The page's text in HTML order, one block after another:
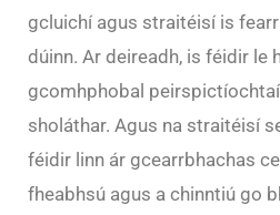
gcluichí agus straitéisí is
dúinn. Ar deireadh, is féidir le
gcomhphobal
sholáthar. Agus na straitéisí
féidir linn ár gcearrbhachas
fheabhsú agus a chinntiú go